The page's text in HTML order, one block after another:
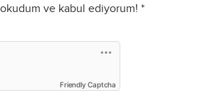
ve kabul ediyorum! *
Friendly Captcha